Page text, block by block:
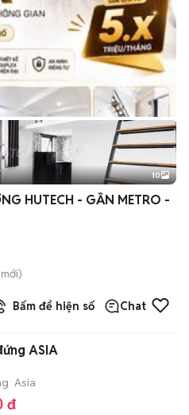
+2
10
HUTECH - GẦN METRO -
mới)
bán
Bấm để hiện số Chat
ASIA
Asia
đ